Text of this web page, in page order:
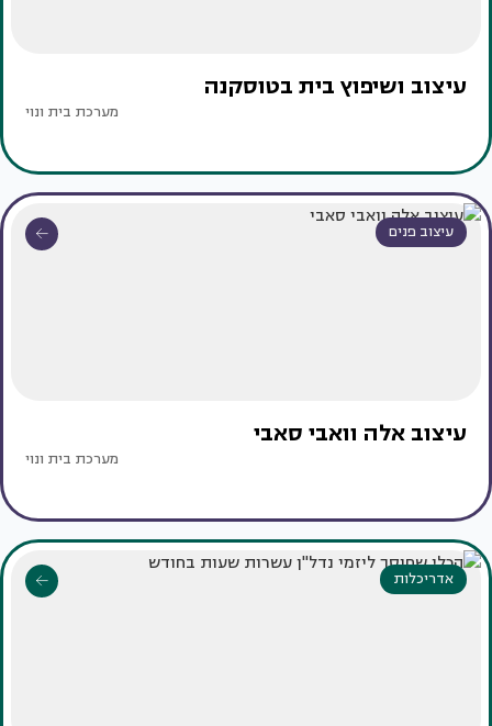
עיצוב ושיפוץ בית בטוסקנה
מערכת בית ונוי
עיצוב פנים
עיצוב אלה וואבי סאבי
מערכת בית ונוי
אדריכלות